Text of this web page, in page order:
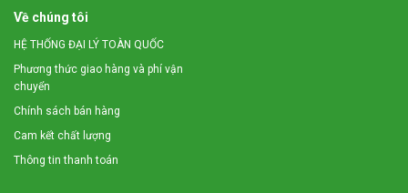
NHỮNG CÔNG DỤNG GÌ?
– Tăng độ ẩm không khí, cải thiện chất lượng không
khí và giảm các vấn đề của da khô mang lại cho bạn
bầu không khí sạch sẽ, trong lành tự nhiên và cũng để
loại trừ mệt mỏi, thư giãn tinh thần, để cải thiện sức
khỏe của bạn.
– Chống khô da & khô mũi, môi, mắt cho người sử
Về chúng tôi
HỆ THỐNG ĐẠI LÝ TOÀN QUỐC
Phương thức giao hàng và phí vận
chuyển
Chính sách bán hàng
Cam kết chất lượng
Thông tin thanh toán